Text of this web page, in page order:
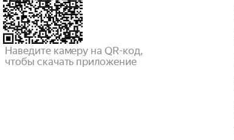
Наведите камеру на QR-код,
чтобы скачать приложение